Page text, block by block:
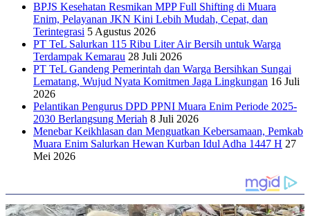
BPJS Kesehatan Resmikan MPP Full Shifting di Muara
Enim, Pelayanan JKN Kini Lebih Mudah, Cepat, dan
Terintegrasi 5 Agustus 2026
PT TeL Salurkan 115 Ribu Liter Air Bersih untuk Warga
Terdampak Kemarau 28 Juli 2026
PT TeL Gandeng Pemerintah dan Warga Bersihkan Sungai
Lematang, Wujud Nyata Komitmen Jaga Lingkungan 16 Juli
2026
Pelantikan Pengurus DPD PPNI Muara Enim Periode 2025-
2030 Berlangsung Meriah 8 Juli 2026
Menebar Keikhlasan dan Menguatkan Kebersamaan, Pemkab
Muara Enim Salurkan Hewan Kurban Idul Adha 1447 H 27
Mei 2026